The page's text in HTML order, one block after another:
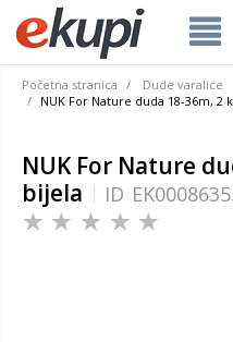
Početna stranica
Dude varalice
NUK For Nature duda 18-36m, 2
NUK For Nature
bijela
ID